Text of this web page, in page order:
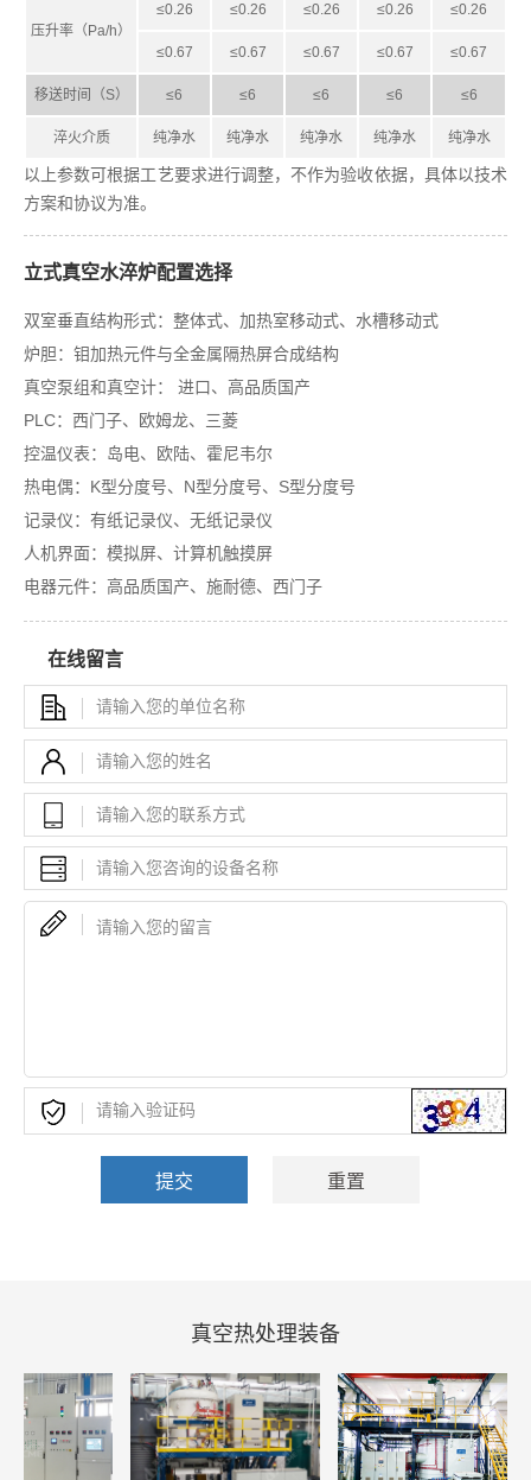
压升率（Pa/h）
≤0.26 ≤0.26 ≤0.26 ≤0.26 ≤0.26
≤0.67 ≤0.67 ≤0.67 ≤0.67 ≤0.67
移送时间（S） ≤6 ≤6 ≤6 ≤6 ≤6
淬火介质 纯净水 纯净水 纯净水 纯净水 纯净水
以上参数可根据工艺要求进行调整，不作为验收依据，具体以技术
方案和协议为准。
立式真空水淬炉配置选择
双室垂直结构形式：整体式、加热室移动式、水槽移动式
炉胆：钼加热元件与全金属隔热屏合成结构
真空泵组和真空计： 进口、高品质国产
PLC：西门子、欧姆龙、三菱
控温仪表：岛电、欧陆、霍尼韦尔
热电偶：K型分度号、N型分度号、S型分度号
记录仪：有纸记录仪、无纸记录仪
人机界面：模拟屏、计算机触摸屏
电器元件：高品质国产、施耐德、西门子
在线留言
真空热处理装备